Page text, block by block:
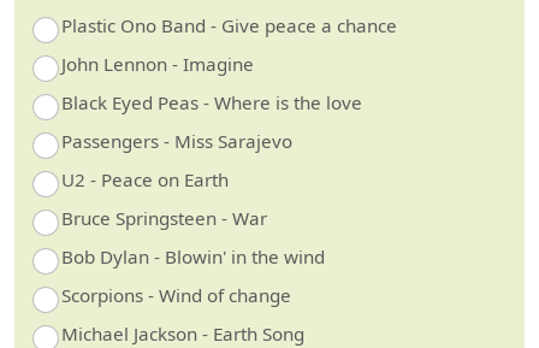
Plastic Ono Band - Give peace a chance
John Lennon - Imagine
Black Eyed Peas - Where is the love
Passengers - Miss Sarajevo
U2 - Peace on Earth
Bruce Springsteen - War
Bob Dylan - Blowin' in the wind
Scorpions - Wind of change
Michael Jackson - Earth Song